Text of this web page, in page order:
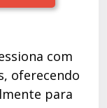
com
oferecendo
para